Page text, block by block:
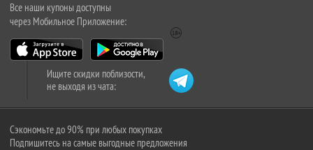
Все наши купоны доступны
через Мобильное Приложение:
Ищите скидки поблизости,
не выходя из чата:
Сэкономьте до 90% при любых покупках
Подпишитесь на самые выгодные предложения